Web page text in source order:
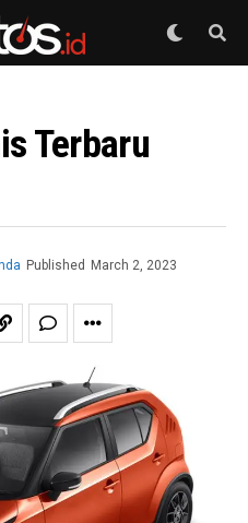
Terbaru
Published March 2, 2023